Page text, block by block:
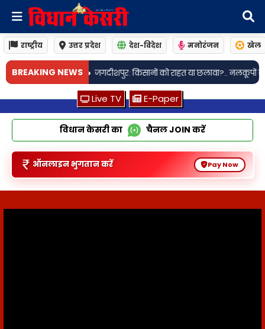
राष्ट्रीय उत्तर प्रदेश देश-विदेश मनोरंजन खेल
BREAKING NEWS
• जगदीशपुर: किसानों को राहत या छलावा?.. नलकूपों का बिल माफ, फिर
Live TV E-Paper
विधान केसरी का चैनलJOIN करें
ऑनलाइन भुगतान करें Pay Now